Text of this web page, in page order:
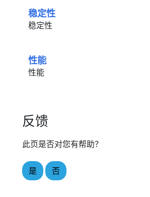
稳定性
稳定性
性能
性能
反馈
此页是否对您有帮助？
是 否